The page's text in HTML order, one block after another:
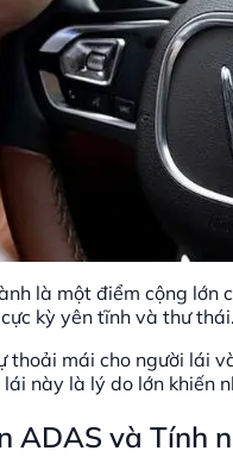
là một điểm cộng lớn
kỳ yên tĩnh và thư
thoải mái cho người lái
này là lý do lớn khiến
ADAS và Tính